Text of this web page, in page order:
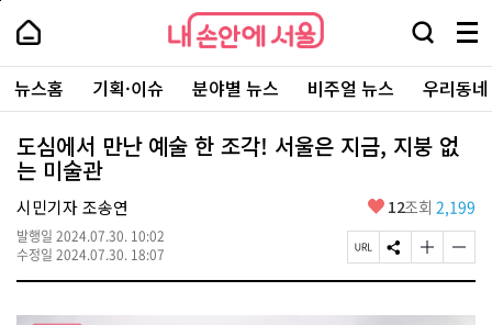
본
로
가
내
손
안
에
서
울
-
서
울
시
대
표
소
통
포
내
손
에
울
검
창
열
기
메
뉴
전
체
보
주
요
서
뉴스홈 기획·이슈 분야별 뉴스 비주얼 뉴스 우리동
도심에서 만난 예술 한 조각! 서울은 지금, 지붕 없
는 미술관
시민기자 조송연
발행일 2024.07.30. 10:02
수정일 2024.07.30. 18:07
좋
요
12조회 2,199
페
이
U
S
N
공
글
자
기
글
자
기
페
상
단
로